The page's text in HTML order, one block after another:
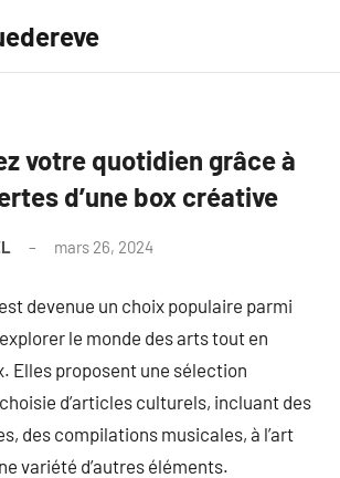
votre quotidien grâce à
d’une box créative
mars 26, 2024
devenue un choix populaire parmi
le monde des arts tout en
Elles proposent une sélection
d’articles culturels, incluant des
des compilations musicales, à l’art
variété d’autres éléments.